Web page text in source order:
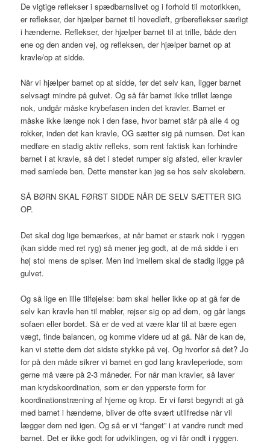
De vigtige reflekser i spædbarnslivet og i forhold til motorikken,
er reflekser, der hjælper barnet til hovedløft, gribereflekser særligt
i hænderne. Reflekser, der hjælper barnet til at trille, både den
ene og den anden vej, og refleksen, der hjælper barnet op at
kravle/op at sidde.
Når vi hjælper barnet op at sidde, før det selv kan, ligger barnet
selvsagt mindre på gulvet. Og så får barnet ikke trillet længe
nok, undgår måske krybefasen inden det kravler. Barnet er
måske ikke længe nok i den fase, hvor barnet står på alle 4 og
rokker, inden det kan kravle, OG sætter sig på numsen. Det kan
medføre en stadig aktiv refleks, som rent faktisk kan forhindre
barnet i at kravle, så det i stedet rumper sig afsted, eller kravler
med samlede ben. Dette mønster kan jeg se hos selv skolebørn.
SÅ BØRN SKAL FØRST SIDDE NÅR DE SELV SÆTTER SIG
OP.
Det skal dog lige bemærkes, at når barnet er stærk nok i ryggen
(kan sidde med ret ryg) så mener jeg godt, at de må sidde i en
høj stol mens de spiser. Men ind imellem skal de stadig ligge på
gulvet.
Og så lige en lille tilføjelse: børn skal heller ikke op at gå før de
selv kan kravle hen til møbler, rejser sig op ad dem, og går langs
sofaen eller bordet. Så er de ved at være klar til at bære egen
vægt, finde balancen, og komme videre ud at gå. Når de kan de,
kan vi støtte dem det sidste stykke på vej. Og hvorfor så det? Jo
for på den måde sikrer vi barnet en god lang kravleperiode, som
gerne må være på 2-3 måneder. For når man kravler, så laver
man krydskoordination, som er den ypperste form for
koordinationstræning af hjerne og krop. Er vi først begyndt at gå
med barnet i hænderne, bliver de ofte svært utilfredse når vil
lægger dem ned igen. Og så er vi “fanget” i at vandre rundt med
barnet. Det er ikke godt for udviklingen, og vi får ondt i ryggen.